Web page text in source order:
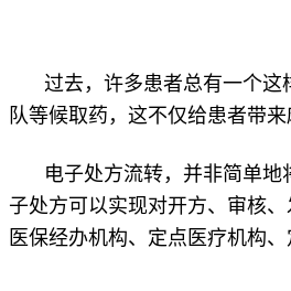
过去，许多患者总有一个
队等候取药，这不仅给患者带
电子处方流转，并非简单
子处方可以实现对开方、审核
医保经办机构、定点医疗机构